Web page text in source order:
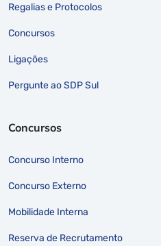
Regalias e Protocolos
Concursos
Ligações
Pergunte ao SDP Sul
Concursos
Concurso Interno
Concurso Externo
Mobilidade Interna
Reserva de Recrutamento